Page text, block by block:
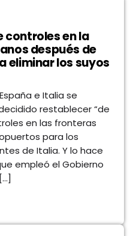
controles en la
después de
eliminar los suyos
e Italia se
restablecer “de
en las fronteras
para los
de Italia. Y lo hace
empleó el Gobierno